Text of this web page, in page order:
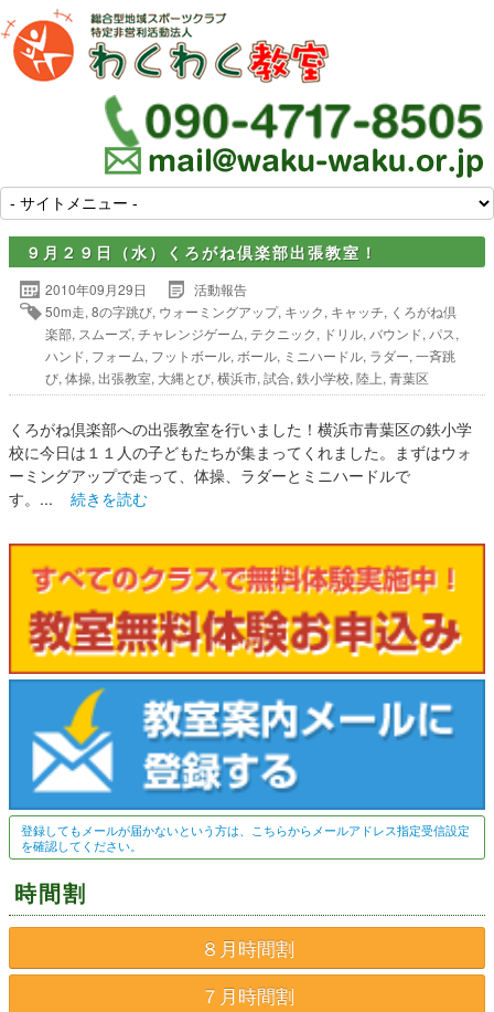
９月２９日（水）くろがね倶楽部出張教室！
2010年09月29日
活動報告
50m走, 8の字跳び, ウォーミングアップ, キック, キャッチ, くろがね倶
楽部, スムーズ, チャレンジゲーム, テクニック, ドリル, バウンド, パス,
ハンド, フォーム, フットボール, ボール, ミニハードル, ラダー, 一斉跳
び, 体操, 出張教室, 大縄とび, 横浜市, 試合, 鉄小学校, 陸上, 青葉区
くろがね倶楽部への出張教室を行いました！横浜市青葉区の鉄小学
校に今日は１１人の子どもたちが集まってくれました。まずはウォ
ーミングアップで走って、体操、ラダーとミニハードルで
す。... 続きを読む
登録してもメールが届かないという方は、こちらからメールアドレス指定受信設定
を確認してください。
時間割
８月時間割
７月時間割